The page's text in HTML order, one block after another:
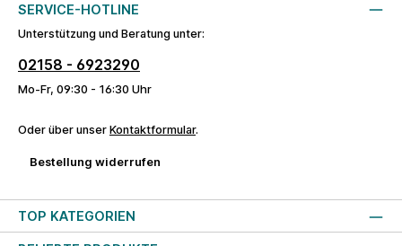
SERVICE-HOTLINE
Unterstützung und Beratung unter:
02158 - 6923290
Mo-Fr, 09:30 - 16:30 Uhr
Oder über unser Kontaktformular.
Bestellung widerrufen
TOP KATEGORIEN